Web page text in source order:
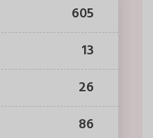
605
13
26
86